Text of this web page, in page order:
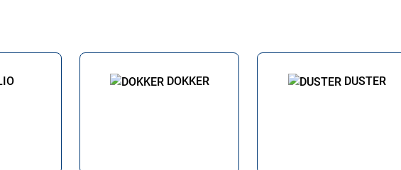
DOKKER DUSTER